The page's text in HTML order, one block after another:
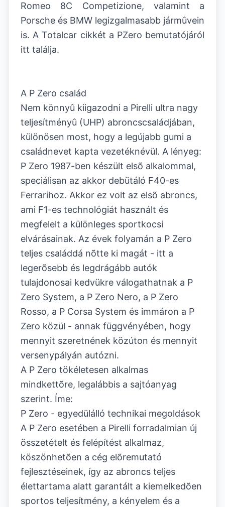
Romeo 8C Competizione, valamint a
Porsche és BMW legizgalmasabb jármûvein
is. A Totalcar cikkét a PZero bemutatójáról
itt találja.
A P Zero család
Nem könnyû kiigazodni a Pirelli ultra nagy
teljesítményû (UHP) abroncscsaládjában,
különösen most, hogy a legújabb gumi a
családnevet kapta vezetéknévül. A lényeg:
P Zero 1987-ben készült elsõ alkalommal,
speciálisan az akkor debütáló F40-es
Ferrarihoz. Akkor ez volt az elsõ abroncs,
ami F1-es technológiát használt és
megfelelt a különleges sportkocsi
elvárásainak. Az évek folyamán a P Zero
teljes családdá nõtte ki magát - itt a
legerõsebb és legdrágább autók
tulajdonosai kedvükre válogathatnak a P
Zero System, a P Zero Nero, a P Zero
Rosso, a P Corsa System és immáron a P
Zero közül - annak függvényében, hogy
mennyit szeretnének közúton és mennyit
versenypályán autózni.
A P Zero tökéletesen alkalmas
mindkettõre, legalábbis a sajtóanyag
szerint. Íme:
P Zero - egyedülálló technikai megoldások
A P Zero esetében a Pirelli forradalmian új
összetételt és felépítést alkalmaz,
köszönhetõen a cég elõremutató
fejlesztéseinek, így az abroncs teljes
élettartama alatt garantált a kiemelkedõen
sportos teljesítmény, a kényelem és a